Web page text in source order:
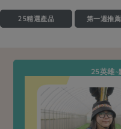
蛋
畜產肉類
水畜加工品
常備菜
料理方式
2026年端午節預購圓滿結束
當季產品
合作25-經典快閃最後一週
合作25-精選產品第四彈
社內大小事
廚房瑜伽
認識合作社
合作社組織
產品檢驗
重要公告
25精選產品 第一週推
25英雄~